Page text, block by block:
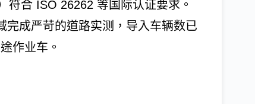
符合 ISO 26262 等国际认证要求。
完成严苛的道路实测，导入车辆数已
作业车。